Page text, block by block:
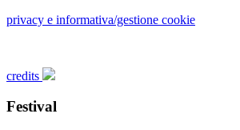
privacy e informativa/gestione cookie
credits
Festival